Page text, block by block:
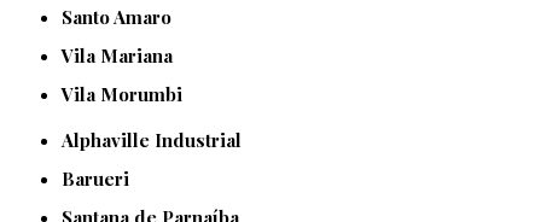
Santo Amaro
Vila Mariana
Vila Morumbi
Alphaville Industrial
Barueri